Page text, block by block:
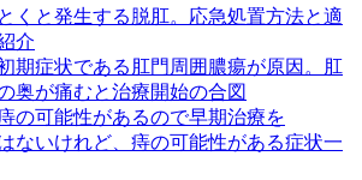
くと発生する脱肛。応急処置方法と適
介
期症状である肛門周囲膿瘍が原因。肛
奥が痛むと治療開始の合図
の可能性があるので早期治療を
ないけれど、痔の可能性がある症状一